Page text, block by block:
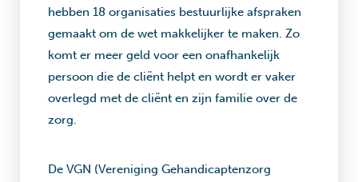
hebben 18 organisaties bestuurlijke afspraken
gemaakt om de wet makkelijker te maken. Zo
komt er meer geld voor een onafhankelijk
persoon die de cliënt helpt en wordt er vaker
overlegd met de cliënt en zijn familie over de
zorg.
De VGN (Vereniging Gehandicaptenzorg